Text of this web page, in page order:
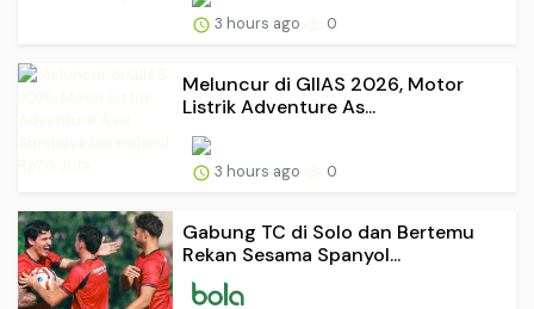
3 hours ago 0
Meluncur di GIIAS 2026, Motor
Listrik Adventure As...
3 hours ago 0
Gabung TC di Solo dan Bertemu
Rekan Sesama Spanyol...